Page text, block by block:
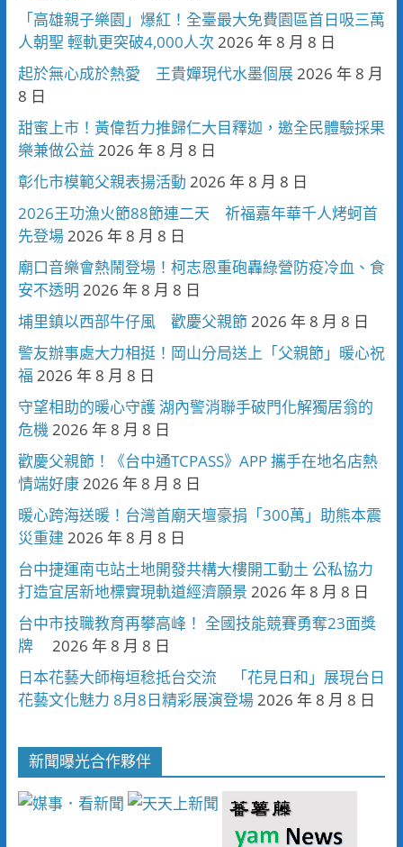
「高雄親子樂園」爆紅！全臺最大免費園區首日吸三萬
人朝聖 輕軌更突破4,000人次 2026 年 8 月 8 日
起於無心成於熱愛 王貴嬋現代水墨個展2026 年 8 月
8 日
甜蜜上市！黃偉哲力推歸仁大目釋迦，邀全民體驗採果
樂兼做公益 2026 年 8 月 8 日
彰化市模範父親表揚活動 2026 年 8 月 8 日
2026王功漁火節88節連二天 祈福嘉年華千人烤蚵首
先登場2026 年 8 月 8 日
廟口音樂會熱鬧登場！柯志恩重砲轟綠營防疫冷血、食
安不透明 2026 年 8 月 8 日
埔里鎮以西部牛仔風 歡慶父親節2026 年 8 月 8 日
警友辦事處大力相挺！岡山分局送上「父親節」暖心祝
福 2026 年 8 月 8 日
守望相助的暖心守護 湖內警消聯手破門化解獨居翁的
危機2026 年 8 月 8 日
歡慶父親節！《台中通TCPASS》APP 攜手在地名店熱
情端好康2026 年 8 月 8 日
暖心跨海送暖！台灣首廟天壇豪捐「300萬」助熊本震
災重建 2026 年 8 月 8 日
台中捷運南屯站土地開發共構大樓開工動土 公私協力
打造宜居新地標實現軌道經濟願景 2026 年 8 月 8 日
台中市技職教育再攀高峰！ 全國技能競賽勇奪23面獎
牌
2026 年 8 月 8 日
日本花藝大師梅垣稔抵台交流 「花見日和」展現台日
花藝文化魅力 8月8日精彩展演登場2026 年 8 月 8 日
新聞曝光合作夥伴